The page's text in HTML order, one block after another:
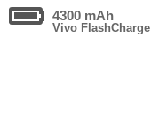
4300 mAh
Vivo FlashCharge